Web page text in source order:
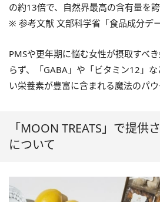
の約13倍で、自然界最高の含有量を
※ 参考文献 文部科学省「食品成分デ
PMSや更年期に悩む女性が摂取すべ
らず、「GABA」や「ビタミン12」
い栄養素が豊富に含まれる魔法のパウ
「MOON TREATS」で提供
について